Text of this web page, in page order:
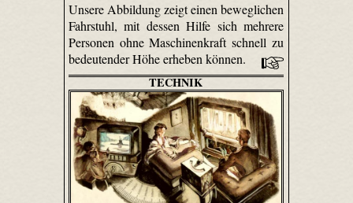
Unsere Abbildung zeigt einen beweglichen
Fahrstuhl, mit dessen Hilfe sich mehrere
Personen ohne Maschinenkraft schnell zu
bedeutender Höhe erheben können.
TECHNIK